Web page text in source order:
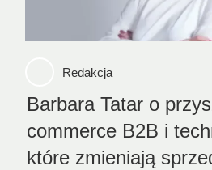
Redakcja
Barbara Tatar o
commerce B2B i
które zmieniają